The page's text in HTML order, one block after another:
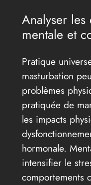
Analyser les
mentale et
Pratique
masturbation
problèmes
pratiquée de
les impacts
hormonale.
intensifier le
comportements